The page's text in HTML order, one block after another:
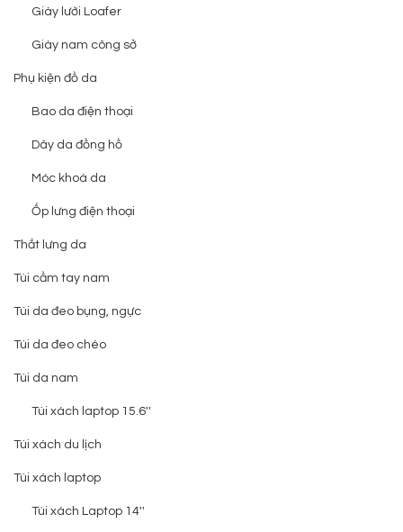
Giày lười Loafer
Giày nam công sở
Phụ kiện đồ da
Bao da điện thoại
Dây da đồng hồ
Móc khoá da
Ốp lưng điện thoại
Thắt lưng da
Túi cầm tay nam
Túi da đeo bụng, ngực
Túi da đeo chéo
Túi da nam
Túi xách laptop 15.6''
Túi xách du lịch
Túi xách laptop
Túi xách Laptop 14''